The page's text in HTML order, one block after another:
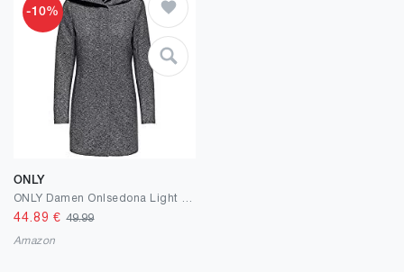
-10%
ONLY
44.89 €49.99
Amazon